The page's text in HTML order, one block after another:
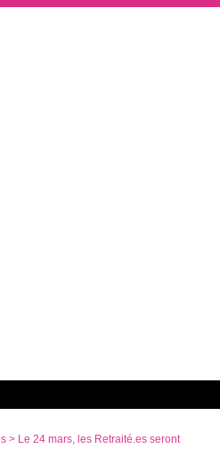
> Le 24 mars, les Retraité.es seront